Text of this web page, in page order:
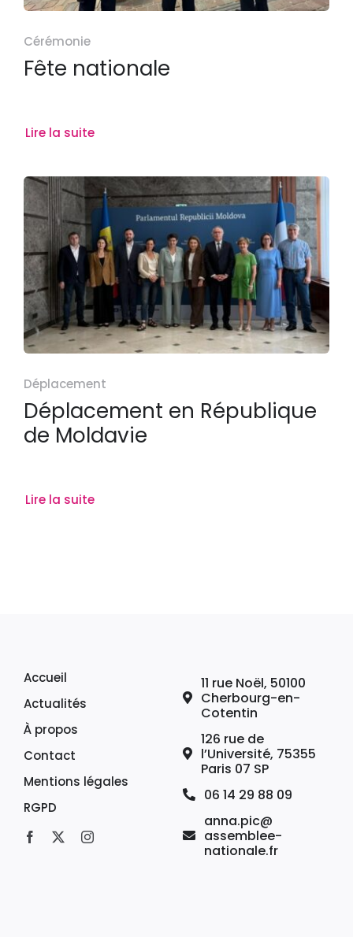
Cérémonie
Fête nationale
Lire la suite
Déplacement
Déplacement en République
de Moldavie
Lire la suite
Accueil
Actualités
À propos
Contact
Mentions légales
RGPD
11 rue Noël, 50100
Cherbourg-en-
Cotentin
126 rue de
l’Université, 75355
Paris 07 SP
06 14 29 88 09
anna.pic@
assemblee-
nationale.fr